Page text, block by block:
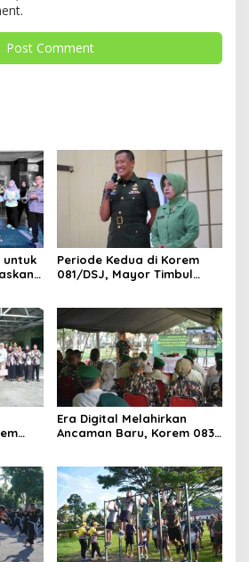
untuk
Periode Kedua di Korem
081/DSJ, Mayor Timbul
Era Digital Melahirkan
Ancaman Baru, Korem 083